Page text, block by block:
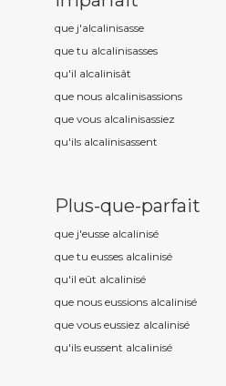
que j'alcalinisasse
que tu alcalinisasses
qu'il alcalinisât
que nous alcalinisassions
que vous alcalinisassiez
qu'ils alcalinisassent
Plus-que-parfait
que j'eusse alcalinisé
que tu eusses alcalinisé
qu'il eût alcalinisé
que nous eussions alcalinisé
que vous eussiez alcalinisé
qu'ils eussent alcalinisé